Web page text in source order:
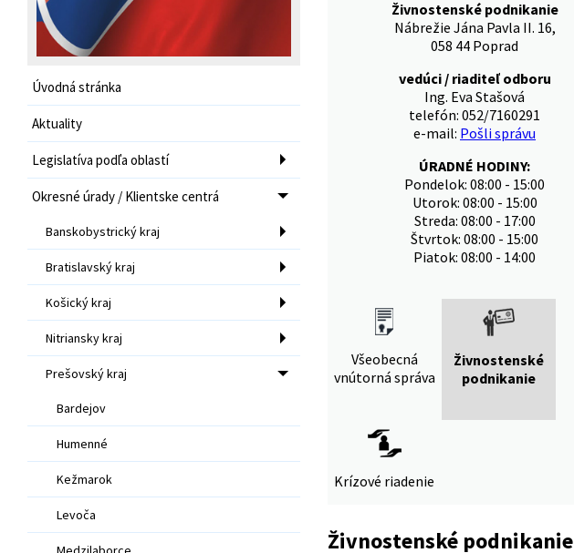
Úvodná stránka
Aktuality
Legislatíva podľa oblastí
Okresné úrady / Klientske centrá
Banskobystrický kraj
Bratislavský kraj
Košický kraj
Nitriansky kraj
Prešovský kraj
Bardejov
Humenné
Kežmarok
Levoča
Živnostenské podnikanie
Nábrežie Jána Pavla II. 16,
058 44 Poprad
vedúci / riaditeľ odboru
Ing. Eva Stašová
telefón: 052/7160291
e-mail: Pošli správu
ÚRADNÉ HODINY:
Pondelok: 08:00 - 15:00
Utorok: 08:00 - 15:00
Streda: 08:00 - 17:00
Štvrtok: 08:00 - 15:00
Piatok: 08:00 - 14:00
Všeobecná
vnútorná správa
Živnostenské
podnikanie
Krízové riadenie
Živnostenské podnikanie